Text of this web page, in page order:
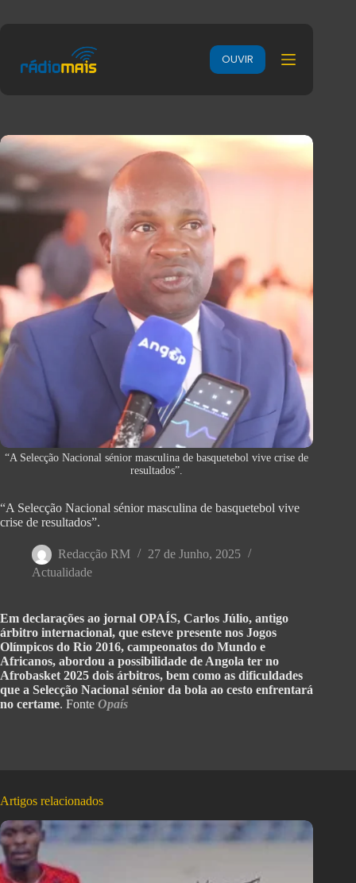
OUVIR
“A Selecção Nacional sénior masculina de basquetebol vive crise de
resultados”.
“A Selecção Nacional sénior masculina de basquetebol vive
crise de resultados”.
Redacção RM
27 de Junho, 2025
Actualidade
Em declarações ao jornal OPAÍS, Carlos Júlio, antigo
árbitro internacional, que esteve presente nos Jogos
Olímpicos do Rio 2016, campeonatos do Mundo e
Africanos, abordou a possibilidade de Angola ter no
Afrobasket 2025 dois árbitros, bem como as dificuldades
que a Selecção Nacional sénior da bola ao cesto enfrentará
no certame. Fonte Opaís
Artigos relacionados